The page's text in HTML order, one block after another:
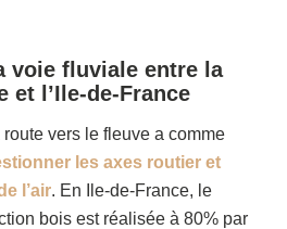
voie fluviale entre la
et l’Ile-de-France
vers le fleuve a comme
les axes routier et
l’air. En Ile-de-France, le
bois est réalisée à 80% par